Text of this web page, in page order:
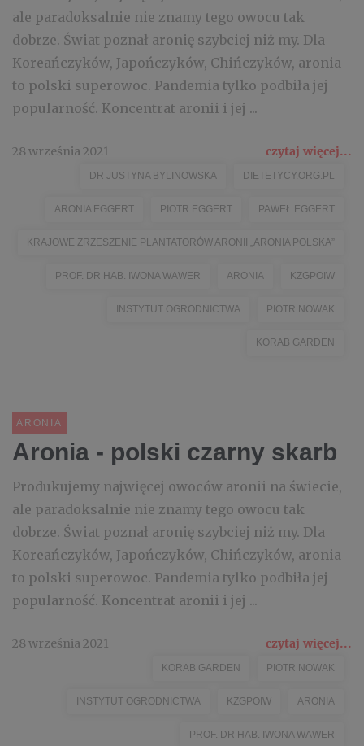
ale paradoksalnie nie znamy tego owocu tak
dobrze. Świat poznał aronię szybciej niż my. Dla
Koreańczyków, Japończyków, Chińczyków, aronia
to polski superowoc. Pandemia tylko podbiła jej
popularność. Koncentrat aronii i jej ...
28 września 2021 czytaj więcej...
DR JUSTYNA BYLINOWSKA DIETETYCY.ORG.PL
ARONIA EGGERT PIOTR EGGERT PAWEŁ EGGERT
KRAJOWE ZRZESZENIE PLANTATORÓW ARONII „ARONIA POLSKA”
PROF. DR HAB. IWONA WAWER ARONIA KZGPOIW
INSTYTUT OGRODNICTWA PIOTR NOWAK
KORAB GARDEN
ARONIA
Aronia - polski czarny skarb
Produkujemy najwięcej owoców aronii na świecie,
ale paradoksalnie nie znamy tego owocu tak
dobrze. Świat poznał aronię szybciej niż my. Dla
Koreańczyków, Japończyków, Chińczyków, aronia
to polski superowoc. Pandemia tylko podbiła jej
popularność. Koncentrat aronii i jej ...
28 września 2021 czytaj więcej...
KORAB GARDEN PIOTR NOWAK
INSTYTUT OGRODNICTWA KZGPOIW ARONIA
PROF. DR HAB. IWONA WAWER